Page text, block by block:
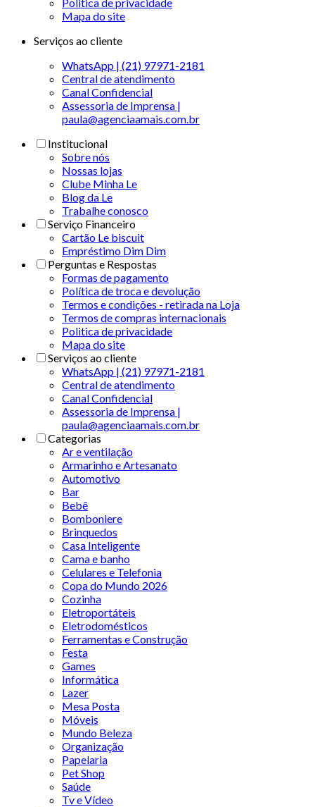
Mapa do site
Serviços ao cliente
WhatsApp | (21) 97971-2181
Central de atendimento
Canal Confidencial
Assessoria de Imprensa |
paula@agenciaamais.com.br
Institucional
Sobre nós
Nossas lojas
Clube Minha Le
Blog da Le
Trabalhe conosco
Serviço Financeiro
Cartão Le biscuit
Empréstimo Dim Dim
Perguntas e Respostas
Formas de pagamento
Política de troca e devolução
Termos e condições - retirada na Loja
Termos de compras internacionais
Politica de privacidade
Mapa do site
Serviços ao cliente
WhatsApp | (21) 97971-2181
Central de atendimento
Canal Confidencial
Assessoria de Imprensa |
paula@agenciaamais.com.br
Categorias
Ar e ventilação
Armarinho e Artesanato
Automotivo
Bar
Bebê
Bomboniere
Brinquedos
Casa Inteligente
Cama e banho
Celulares e Telefonia
Copa do Mundo 2026
Cozinha
Eletroportáteis
Eletrodomésticos
Ferramentas e Construção
Festa
Games
Informática
Lazer
Mesa Posta
Móveis
Mundo Beleza
Organização
Papelaria
Pet Shop
Saúde
Tv e Vídeo